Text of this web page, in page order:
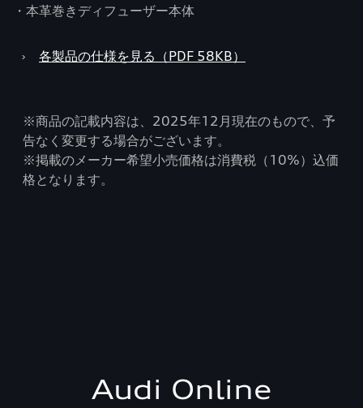
・本革巻きディフューザー本体
› 各製品の仕様を見る（PDF 58KB）
※商品の記載内容は、2025年12月現在のもので、予
告なく変更する場合がございます。
※掲載のメーカー希望小売価格は消費税（10%）込価
格となります。
Audi Online